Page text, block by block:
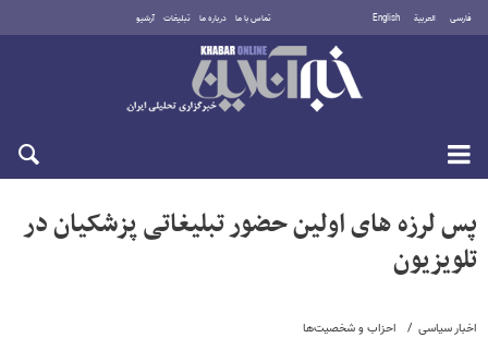
فارسی العربية English تماس با ما درباره ما تبلیغات آرشیو
یکشنبه ۱۸ مرداد ۱۴۰۵
اخبار سیاسی احزاب و شخصیت‌ها
پس لرزه های اولین حضور تبلیغاتی پزشکیان در
تلویزیون